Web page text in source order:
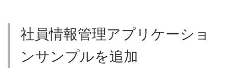
社員情報管理アプリケーショ
ンサンプルを追加